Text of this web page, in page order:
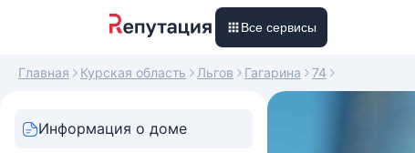
Все сервисы
Главная Курская область Льгов Гагарина 74
Информация о доме